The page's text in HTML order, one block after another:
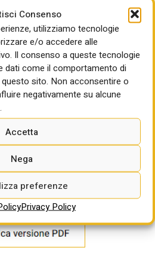
Consenso
utilizziamo tecnologie
e/o accedere alle
Il consenso a queste tecnologie
dati come il comportamento di
sito. Non acconsentire o
negativamente su alcune
Accetta
Nega
preferenze
Privacy Policy
I tempi per l’esecuzione di
dall’appalto sono fissati in
per la progettazione
l’esecuzione dei lavori che
fase, intervento sui corpi M-
intervento sui corpi A-C, 210
sui corpi B-G, 180 giorni;
I-ED, 150 giorni; quinta
F, 150 giorni.
16/06/2025 ore 09:00
albo_aspragusa